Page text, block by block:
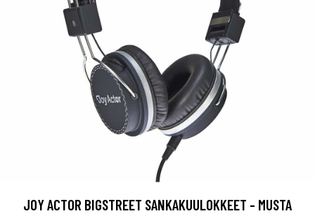
JOY ACTOR BIGSTREET SANKAKUULOKKEET - MUSTA